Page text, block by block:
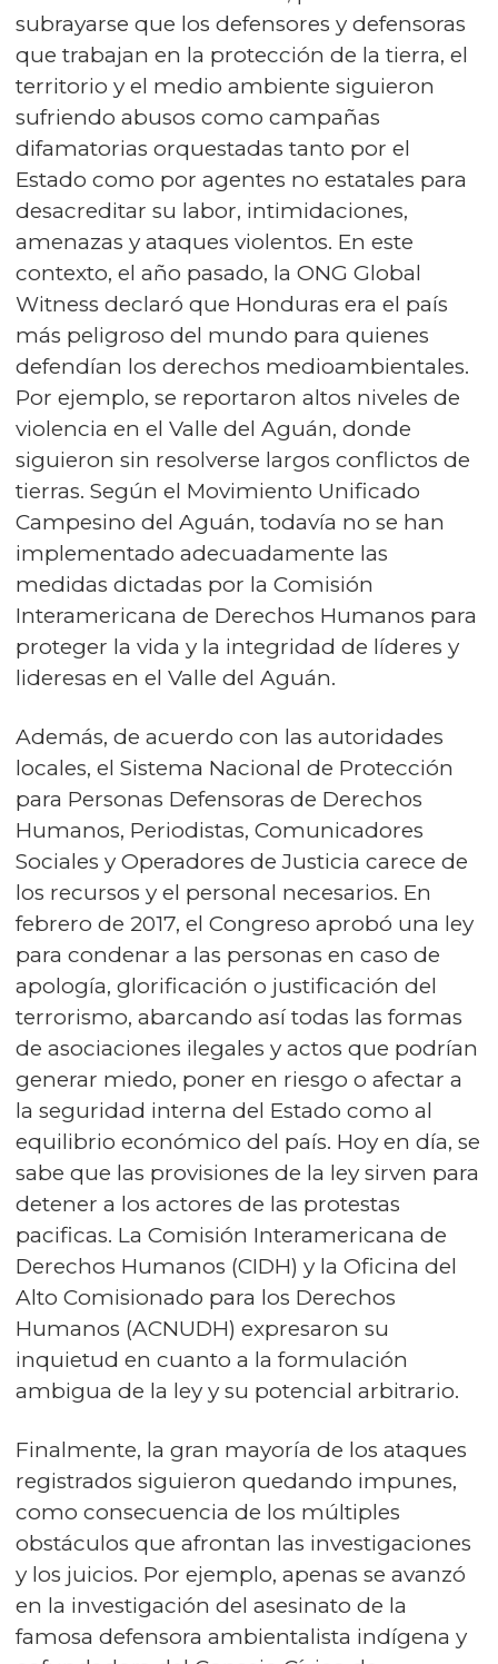
subrayarse que los defensores y defensoras
que trabajan en la protección de la tierra, el
territorio y el medio ambiente siguieron
sufriendo abusos como campañas
difamatorias orquestadas tanto por el
Estado como por agentes no estatales para
desacreditar su labor, intimidaciones,
amenazas y ataques violentos. En este
contexto, el año pasado, la ONG Global
Witness declaró que Honduras era el país
más peligroso del mundo para quienes
defendían los derechos medioambientales.
Por ejemplo, se reportaron altos niveles de
violencia en el Valle del Aguán, donde
siguieron sin resolverse largos conflictos de
tierras. Según el Movimiento Unificado
Campesino del Aguán, todavía no se han
implementado adecuadamente las
medidas dictadas por la Comisión
Interamericana de Derechos Humanos para
proteger la vida y la integridad de líderes y
lideresas en el Valle del Aguán.
Además, de acuerdo con las autoridades
locales, el Sistema Nacional de Protección
para Personas Defensoras de Derechos
Humanos, Periodistas, Comunicadores
Sociales y Operadores de Justicia carece de
los recursos y el personal necesarios. En
febrero de 2017, el Congreso aprobó una ley
para condenar a las personas en caso de
apología, glorificación o justificación del
terrorismo, abarcando así todas las formas
de asociaciones ilegales y actos que podrían
generar miedo, poner en riesgo o afectar a
la seguridad interna del Estado como al
equilibrio económico del país. Hoy en día, se
sabe que las provisiones de la ley sirven para
detener a los actores de las protestas
pacificas. La Comisión Interamericana de
Derechos Humanos (CIDH) y la Oficina del
Alto Comisionado para los Derechos
Humanos (ACNUDH) expresaron su
inquietud en cuanto a la formulación
ambigua de la ley y su potencial arbitrario.
Finalmente, la gran mayoría de los ataques
registrados siguieron quedando impunes,
como consecuencia de los múltiples
obstáculos que afrontan las investigaciones
y los juicios. Por ejemplo, apenas se avanzó
en la investigación del asesinato de la
famosa defensora ambientalista indígena y